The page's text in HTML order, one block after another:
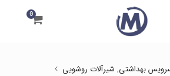
0
بهداشتی, شیرآلات روشویی